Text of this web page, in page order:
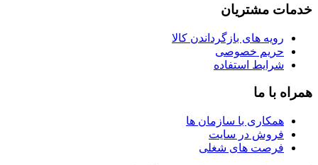
خدمات مشتریان
رویه های بازگرداندن کالا
حریم خصوصی
شرایط استفاده
همراه با ما
همکاری با سازمان ها
فروش در سایت
فرصت های شغلی